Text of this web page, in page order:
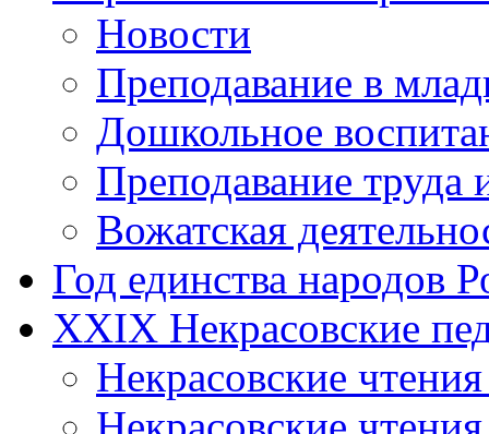
Новости
Преподавание в
Дошкольное
Преподавание труда
Вожатская
Год единства народов
XXIX Некрасовские
Некрасовские